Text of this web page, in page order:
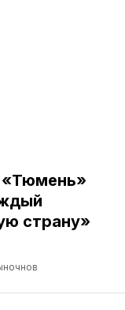
«Тюмень»
страну»